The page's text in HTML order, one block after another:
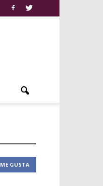
ME GUSTA